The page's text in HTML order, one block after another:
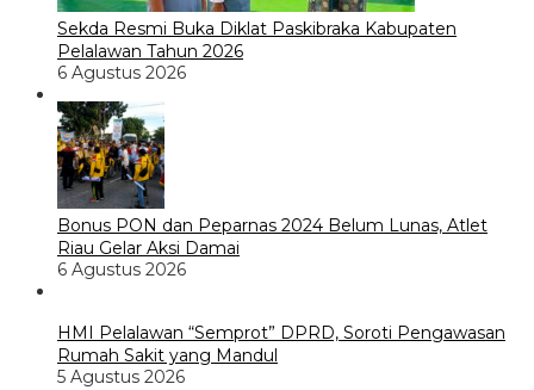
Sekda Resmi Buka Diklat Paskibraka Kabupaten
Pelalawan Tahun 2026
6 Agustus 2026
Bonus PON dan Peparnas 2024 Belum Lunas, Atlet
Riau Gelar Aksi Damai
6 Agustus 2026
HMI Pelalawan “Semprot” DPRD, Soroti Pengawasan
Rumah Sakit yang Mandul
5 Agustus 2026